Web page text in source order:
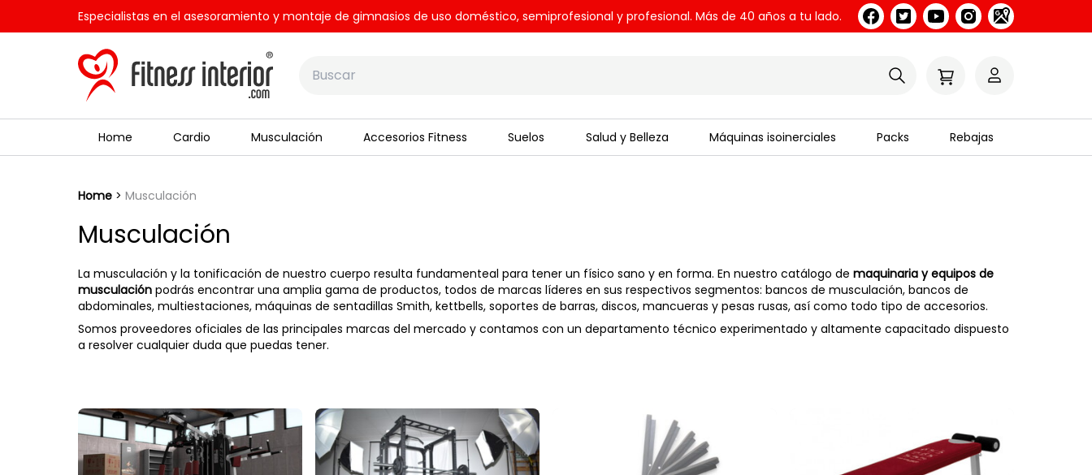
Especialistas en el asesoramiento y montaje de gimnasios de uso doméstico, semiprofesional y profesional. Más de 40 años a tu lado.
Home Cardio Musculación Accesorios Fitness Suelos Salud y Belleza Máquinas isoinerciales Packs Rebajas
Home Musculación
Musculación
La musculación y la tonificación de nuestro cuerpo resulta fundamenteal para tener un físico sano y en forma. En nuestro catálogo de maquinaria y equipos de
musculación podrás encontrar una amplia gama de productos, todos de marcas líderes en sus respectivos segmentos: bancos de musculación, bancos de
abdominales, multiestaciones, máquinas de sentadillas Smith, kettbells, soportes de barras, discos, mancueras y pesas rusas, así como todo tipo de accesorios.
Somos proveedores oficiales de las principales marcas del mercado y contamos con un departamento técnico experimentado y altamente capacitado dispuesto
a resolver cualquier duda que puedas tener.